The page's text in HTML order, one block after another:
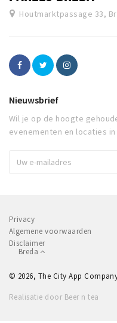
Houtmarktpassage 33,
Nieuwsbrief
Wil je op de hoogte
evenementen en locaties
Privacy
Algemene voorwaarden
Disclaimer
Breda
© 2026, The City App
Realisatie door Beer n tea